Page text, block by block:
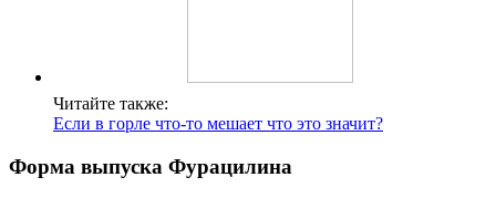
Читайте также:
Если в горле что-то мешает что это значит?
Форма выпуска Фурацилина